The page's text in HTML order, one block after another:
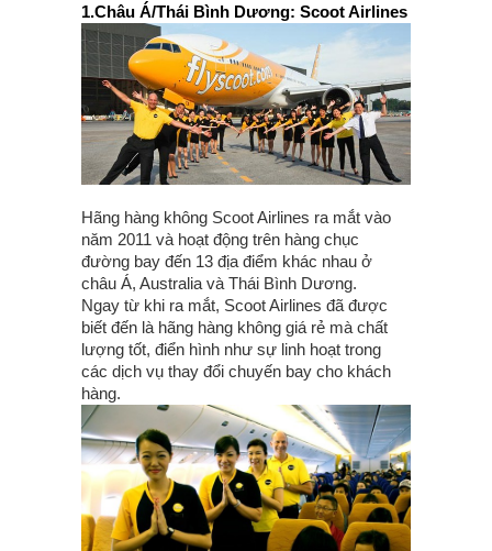
1.Châu Á/Thái Bình Dương: Scoot Airlines
Hãng hàng không Scoot Airlines ra mắt vào
năm 2011 và hoạt động trên hàng chục
đường bay đến 13 địa điểm khác nhau ở
châu Á, Australia và Thái Bình Dương.
Ngay từ khi ra mắt, Scoot Airlines đã được
biết đến là hãng hàng không giá rẻ mà chất
lượng tốt, điển hình như sự linh hoạt trong
các dịch vụ thay đổi chuyến bay cho khách
hàng.